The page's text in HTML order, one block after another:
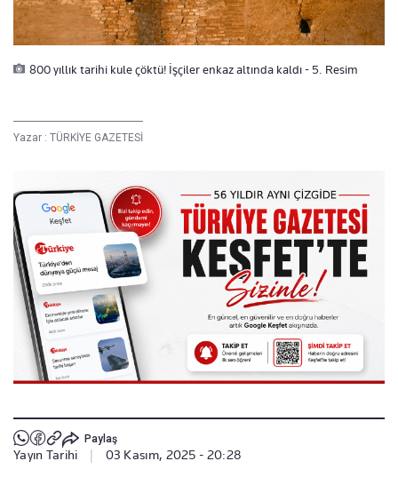
800 yıllık tarihi kule çöktü! İşçiler enkaz altında kaldı - 5. Resim
Yazar : TÜRKİYE GAZETESİ
Paylaş
Yayın Tarihi 03 Kasım, 2025 - 20:28